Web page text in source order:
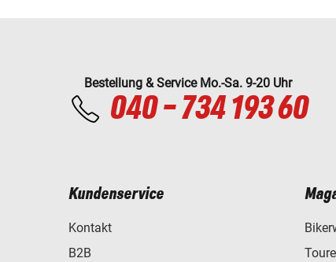
Bestellung & Service Mo.-Sa. 9-20 Uhr
040 - 734 193 60
Kundenservice
Kontakt
B2B